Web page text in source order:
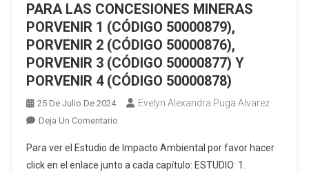
AMBIENTAL
EXPOST
Y
PLAN
DE
MANEJO
PARA
LA
DE
DESARROLLO
PARA LAS CONCESIONES MINERAS
PORVENIR 1 (CÓDIGO 50000879),
PORVENIR 2 (CÓDIGO 50000876),
PORVENIR 3 (CÓDIGO 50000877) Y
PORVENIR 4 (CÓDIGO 50000878)
25 De Julio De 2024 Evelyn Alexandra Puga Alvarez
Deja Un ComentarioEn
DE
IMPACTO
Para ver el Estudio de Impacto Ambiental por favor hacer
click en el enlace junto a cada capítulo: ESTUDIO: 1.